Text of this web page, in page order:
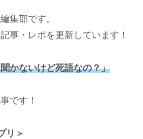
集部です。
事・レポを更新しています！
かないけど死語なの？」
です！
リ＞